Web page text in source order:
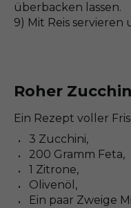
überbacken lassen.
9) Mit Reis
Roher
Ein Rezept voller
3 Zucchini,
200 Gramm Feta,
1 Zitrone,
Olivenöl,
Ein paar Zweige